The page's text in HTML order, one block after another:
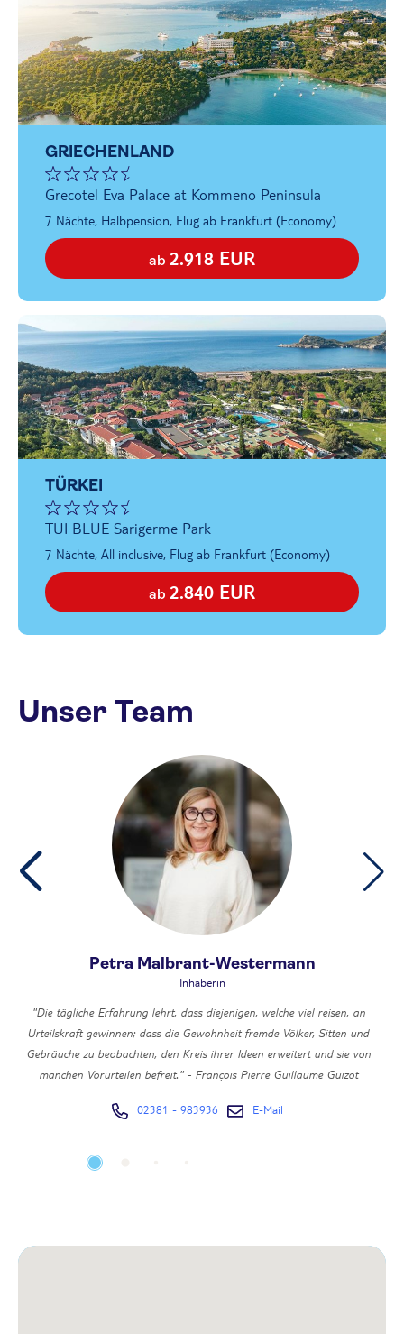
GRIECHENLAND
Grecotel Eva Palace at Kommeno Peninsula
7 Nächte, Halbpension, Flug ab Frankfurt (Economy)
ab 2.918 EUR
TÜRKEI
TUI BLUE Sarigerme Park
7 Nächte, All inclusive, Flug ab Frankfurt (Economy)
ab 2.840 EUR
Unser Team
Petra Malbrant-Westermann
Inhaberin
"Die tägliche Erfahrung lehrt, dass diejenigen, welche viel reisen, an
Urteilskraft gewinnen; dass die Gewohnheit fremde Völker, Sitten und
Gebräuche zu beobachten, den Kreis ihrer Ideen erweitert und sie von
manchen Vorurteilen befreit." - François Pierre Guillaume Guizot
Neben meinem touristischen Anforderungsprofil verantworte ich die
Buchhaltung, Steuern, Finanzen sowie das Front- und Backoffice.
02381 - 983936 E-Mail